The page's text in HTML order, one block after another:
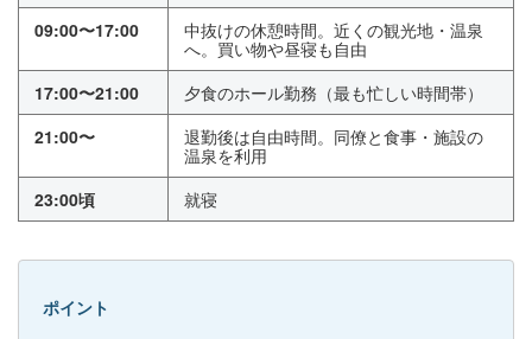
09:00〜17:00
中抜けの休憩時間。近くの観光地・温泉
へ。買い物や昼寝も自由
17:00〜21:00
夕食のホール勤務（最も忙しい時間帯）
21:00〜
退勤後は自由時間。同僚と食事・施設の
温泉を利用
23:00頃
就寝
ポイント